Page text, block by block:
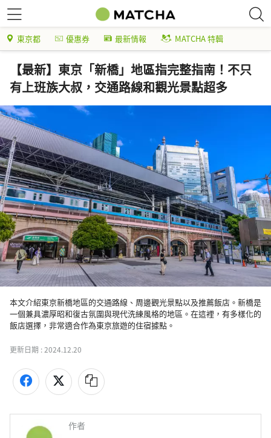
東京都 優惠券 最新情報 MATCHA 特輯
【最新】東京「新橋」地區指完整指南！不只
有上班族大叔，交通路線和觀光景點超多
本文介紹東京新橋地區的交通路線、周邊觀光景點以及推薦飯店。新橋是
一個兼具濃厚昭和復古氛圍與現代洗練風格的地區。在這裡，有多樣化的
飯店選擇，非常適合作為東京旅遊的住宿據點。
更新日期 :2024.12.20
作者